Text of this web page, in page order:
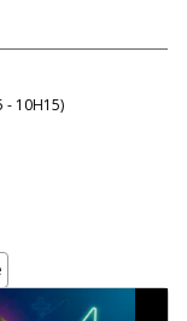
- 10H15)